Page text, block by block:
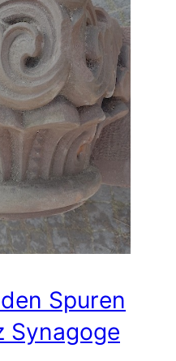
Spuren
Synagoge